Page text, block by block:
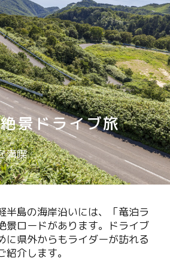
景ドライブ旅
満喫
半島の海岸沿いには、「竜泊ラ
景ロードがあります。ドライブ
に県外からもライダーが訪れる
紹介します。